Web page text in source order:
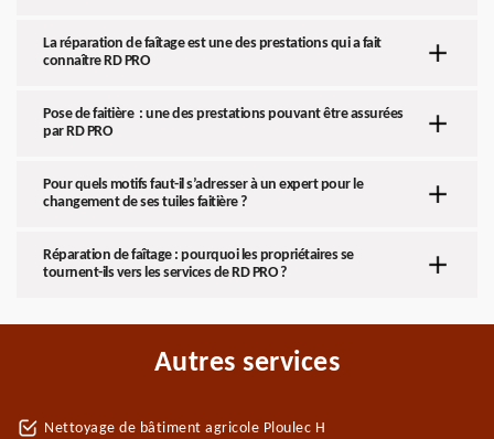
La réparation de faîtage est une des prestations qui a fait
connaître RD PRO
Pose de faitière : une des prestations pouvant être assurées
par RD PRO
Pour quels motifs faut-il s’adresser à un expert pour le
changement de ses tuiles faitière ?
Réparation de faîtage : pourquoi les propriétaires se
tournent-ils vers les services de RD PRO ?
Autres services
Nettoyage de bâtiment agricole Ploulec H